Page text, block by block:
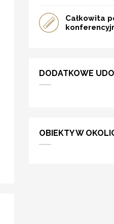
Całkowita
DODATKOWE
OBIEKTY W